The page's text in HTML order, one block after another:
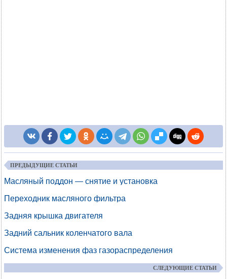
ПРЕДЫДУЩИЕ СТАТЬИ
Масляный поддон — снятие и установка
Переходник масляного фильтра
Задняя крышка двигателя
Задний сальник коленчатого вала
Система изменения фаз газораспределения
СЛЕДУЮЩИЕ СТАТЬИ